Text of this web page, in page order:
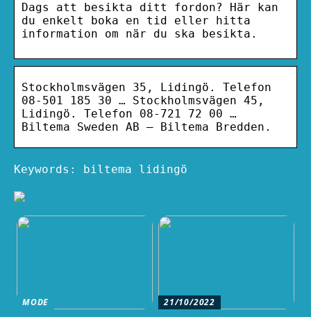
Dags att besikta ditt fordon? Här kan
du enkelt boka en tid eller hitta
information om när du ska besikta.
Stockholmsvägen 35, Lidingö. Telefon
08-501 185 30 … Stockholmsvägen 45,
Lidingö. Telefon 08-721 72 00 …
Biltema Sweden AB – Biltema Bredden.
Keywords: biltema lidingö
MODE 21/10/2022